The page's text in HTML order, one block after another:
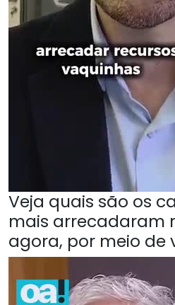
Veja quais são os
mais arrecadaram
agora, por meio de